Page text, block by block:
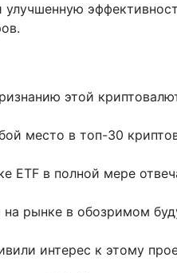
этой
место в топ-30
ETF в полной мере
рынке в обозримом
интерес к этому